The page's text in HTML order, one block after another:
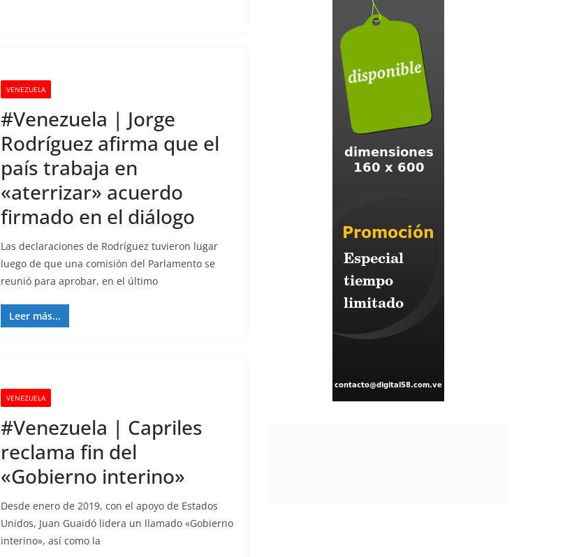
VENEZUELA
#Venezuela | Jorge
Rodríguez afirma que el
país trabaja en
«aterrizar» acuerdo
firmado en el diálogo
Las declaraciones de Rodríguez tuvieron lugar
luego de que una comisión del Parlamento se
reunió para aprobar, en el último
Leer más...
VENEZUELA
#Venezuela | Capriles
reclama fin del
«Gobierno interino»
Desde enero de 2019, con el apoyo de Estados
Unidos, Juan Guaidó lidera un llamado «Gobierno
interino», así como la